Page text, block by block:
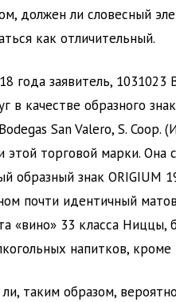
должен ли словесный
как отличительный.
года заявитель, 1031023
в качестве образного
San Valero, S. Coop.
этой торговой марки. Она
образный знак ORIGIUM
почти идентичный
«вино» 33 класса Ниццы,
напитков,
таким образом,